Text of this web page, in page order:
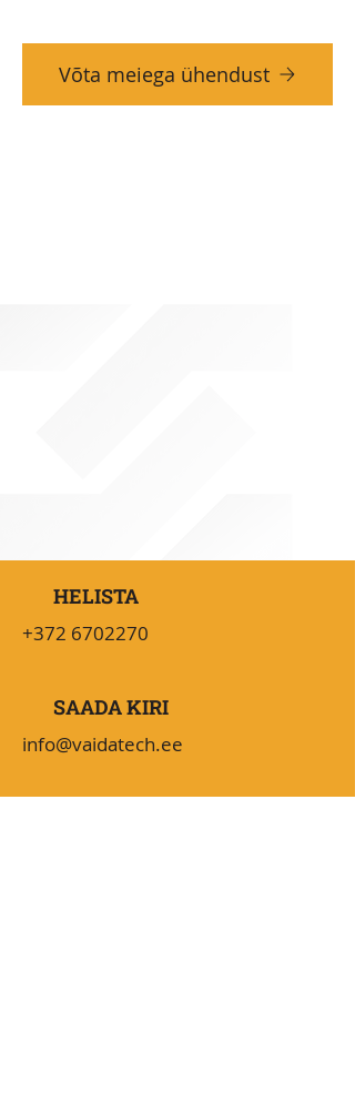
Võta meiega ühendust
HELISTA
+372 6702270
SAADA KIRI
info@vaidatech.ee